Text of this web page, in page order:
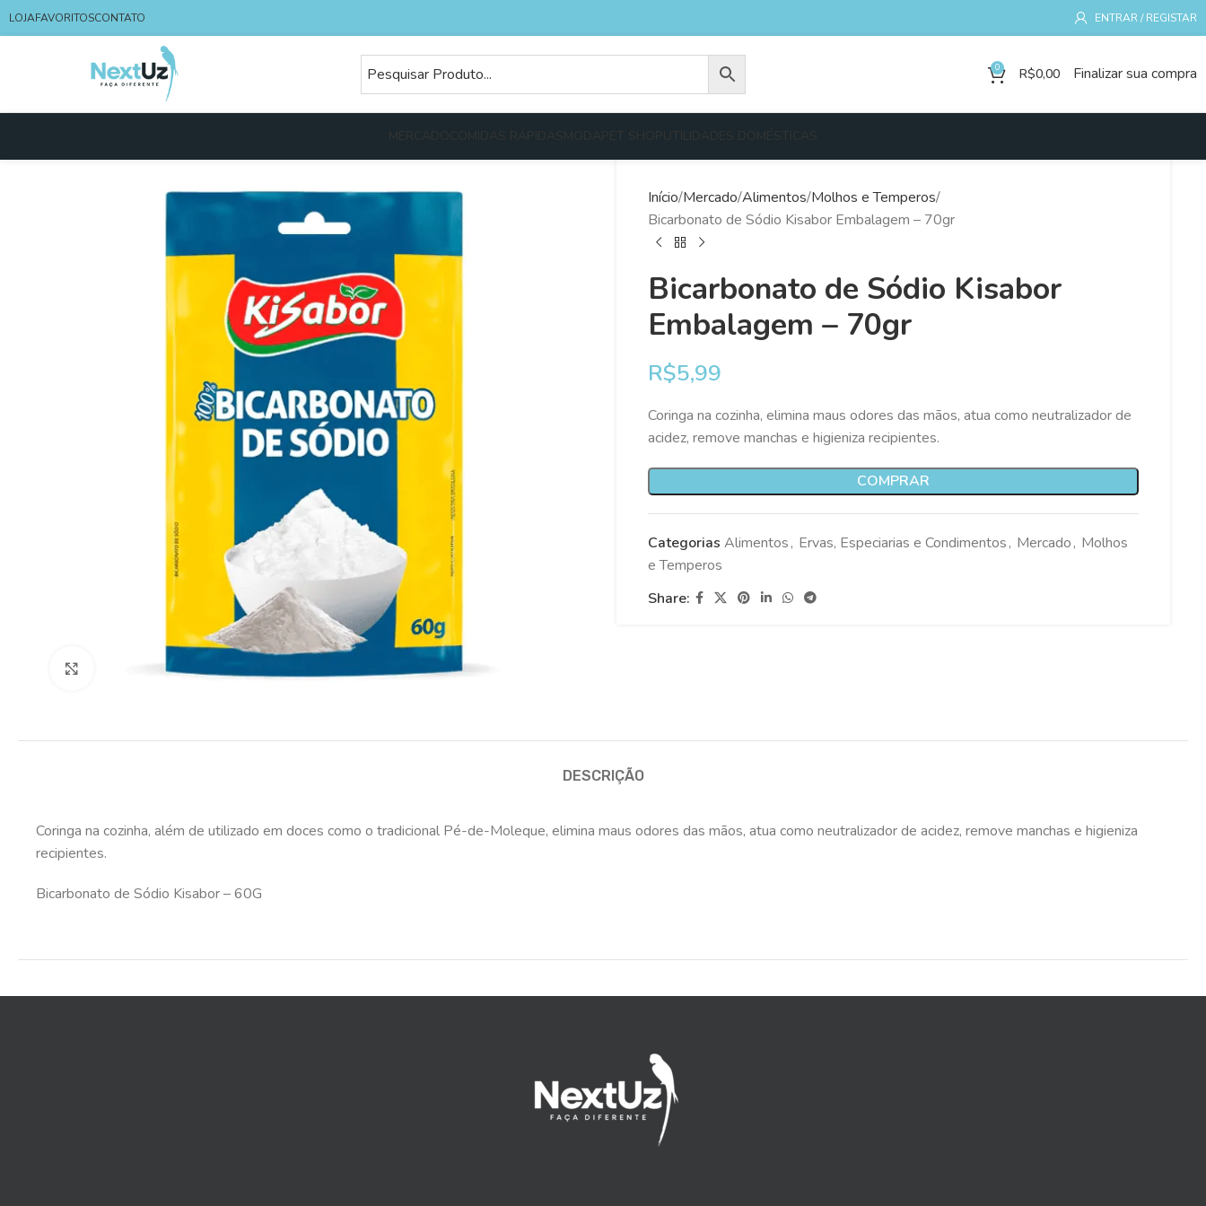
LOJAFAVORITOSCONTATO ENTRAR / REGISTAR
0 R$0,00 Finalizar sua compra
MERCADO COMIDAS RÁPIDAS MODAPET SHOP UTILIDADES DOMÉSTICAS
Clique para ampliar
Início Mercado Alimentos Molhos e Temperos
Bicarbonato de Sódio Kisabor Embalagem – 70gr
Bicarbonato de Sódio Kisabor
Embalagem – 70gr
R$5,99
Coringa na cozinha, elimina maus odores das mãos, atua como neutralizador de
acidez, remove manchas e higieniza recipientes.
COMPRAR
Categorias Alimentos, Ervas, Especiarias e Condimentos, Mercado, Molhos
e Temperos
Share:
DESCRIÇÃO
Coringa na cozinha, além de utilizado em doces como o tradicional Pé-de-Moleque, elimina maus odores das mãos, atua como neutralizador de acidez, remove manchas e higieniza
recipientes.
Bicarbonato de Sódio Kisabor – 60G